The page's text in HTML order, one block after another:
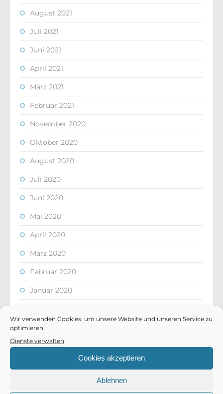
Wir verwenden Cookies, um unsere Website und unseren Service zu
optimieren.
Dienste verwalten
Cookies akzeptieren
Ablehnen
August 2021
Juli 2021
Juni 2021
April 2021
März 2021
Februar 2021
November 2020
Oktober 2020
August 2020
Juli 2020
Juni 2020
Mai 2020
April 2020
März 2020
Februar 2020
Januar 2020
Dezember 2019
November 2019
September 2019